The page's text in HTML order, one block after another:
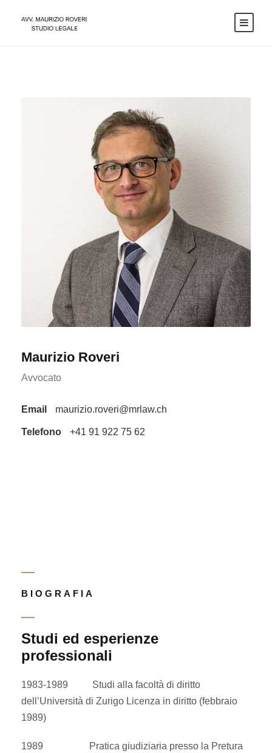
Maurizio Roveri
Avvocato
Email maurizio.roveri@mrlaw.ch
Telefono +41 91 922 75 62
BIOGRAFIA
Studi ed esperienze
professionali
1983-1989 Studi alla facoltà di diritto
dell’Università di Zurigo Licenza in diritto (febbraio
1989)
1989 Pratica giudiziaria presso la Pretura